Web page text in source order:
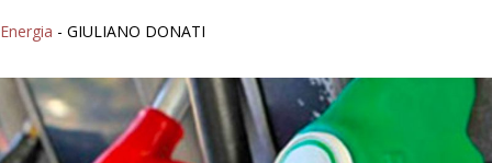
Energia - GIULIANO DONATI